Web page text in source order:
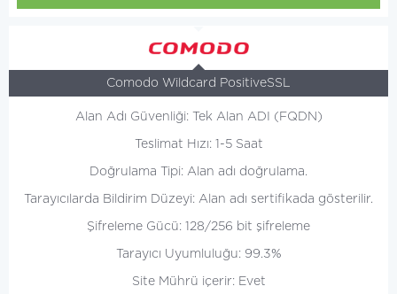
Comodo Wildcard PositiveSSL
Alan Adı Güvenliği: Tek Alan ADI (FQDN)
Teslimat Hızı: 1-5 Saat
Doğrulama Tipi: Alan adı doğrulama.
Tarayıcılarda Bildirim Düzeyi: Alan adı sertifikada gösterilir.
Şifreleme Gücü: 128/256 bit şifreleme
Tarayıcı Uyumluluğu: 99.3%
Site Mührü içerir: Evet